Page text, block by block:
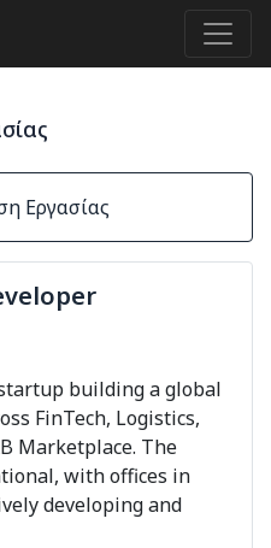
Εργασίας
building a global
FinTech, Logistics,
Marketplace. The
with offices in
developing and